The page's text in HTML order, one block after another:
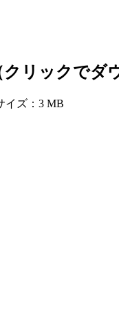
リックでダ
イズ：3 MB